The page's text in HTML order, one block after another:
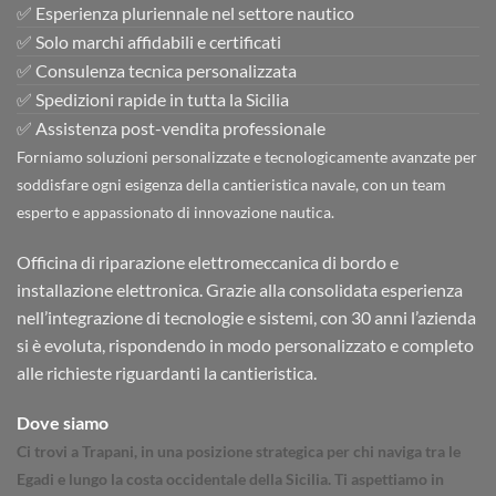
✅ Esperienza pluriennale nel settore nautico
✅ Solo marchi affidabili e certificati
✅ Consulenza tecnica personalizzata
✅ Spedizioni rapide in tutta la Sicilia
✅ Assistenza post-vendita professionale
Forniamo soluzioni personalizzate e tecnologicamente avanzate per
soddisfare ogni esigenza della cantieristica navale, con un team
esperto e appassionato di innovazione nautica.
Officina di riparazione elettromeccanica di bordo e
installazione elettronica. Grazie alla consolidata esperienza
nell’integrazione di tecnologie e sistemi, con 30 anni l’azienda
si è evoluta, rispondendo in modo personalizzato e completo
alle richieste riguardanti la cantieristica.
Dove siamo
Ci trovi a Trapani, in una posizione strategica per chi naviga tra le
Egadi e lungo la costa occidentale della Sicilia. Ti aspettiamo in